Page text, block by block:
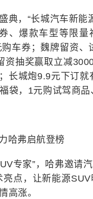
典，“长城汽车新能
、爆款车型等限
车券；魏牌留资
抽奖赢取立减
长城炮9.9元下订就
袋，1元购试驾商品
哈弗启航登榜
专家”，哈弗邀请
点，让新能源
高涨。